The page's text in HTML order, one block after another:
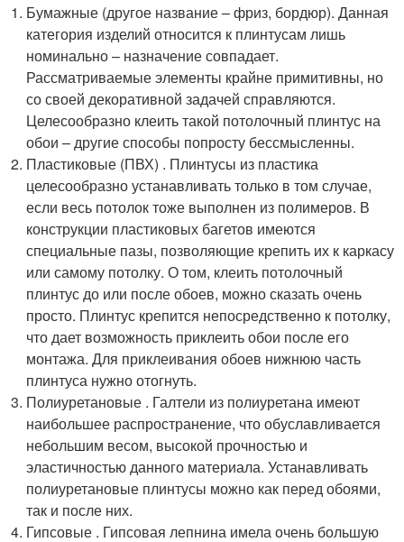
Бумажные (другое название – фриз, бордюр). Данная
категория изделий относится к плинтусам лишь
номинально – назначение совпадает.
Рассматриваемые элементы крайне примитивны, но
со своей декоративной задачей справляются.
Целесообразно клеить такой потолочный плинтус на
обои – другие способы попросту бессмысленны.
Пластиковые (ПВХ) . Плинтусы из пластика
целесообразно устанавливать только в том случае,
если весь потолок тоже выполнен из полимеров. В
конструкции пластиковых багетов имеются
специальные пазы, позволяющие крепить их к каркасу
или самому потолку. О том, клеить потолочный
плинтус до или после обоев, можно сказать очень
просто. Плинтус крепится непосредственно к потолку,
что дает возможность приклеить обои после его
монтажа. Для приклеивания обоев нижнюю часть
плинтуса нужно отогнуть.
Полиуретановые . Галтели из полиуретана имеют
наибольшее распространение, что обуславливается
небольшим весом, высокой прочностью и
эластичностью данного материала. Устанавливать
полиуретановые плинтусы можно как перед обоями,
так и после них.
Гипсовые . Гипсовая лепнина имела очень большую